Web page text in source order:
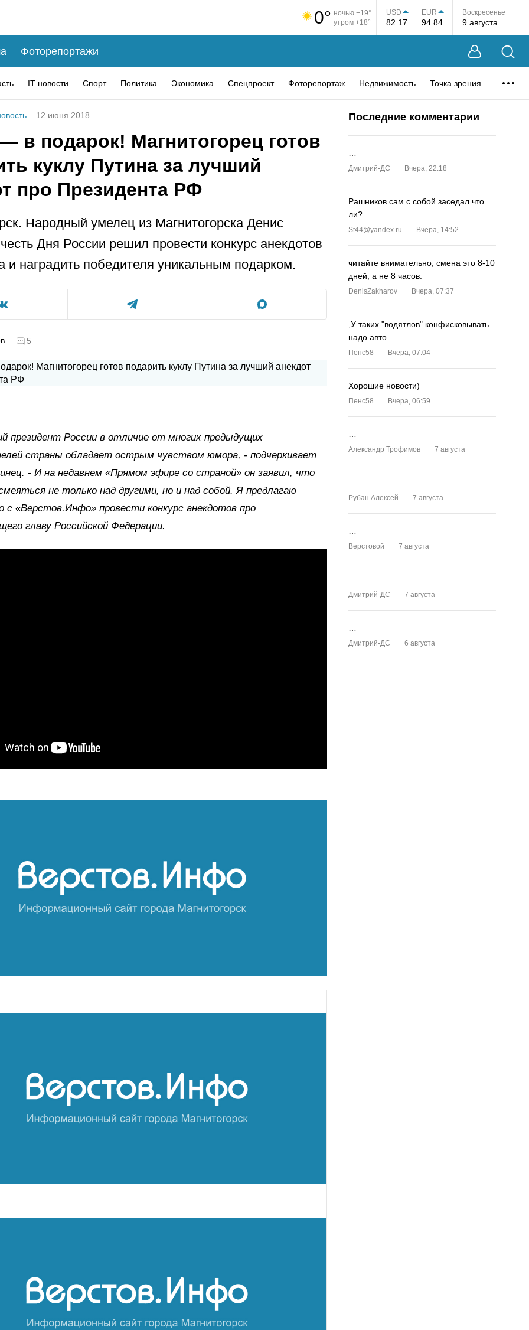
0° ночью +19°
утром +18°
USD
82.17
EUR
94.84
Воскресенье
9 августа
Фоторепортажи
IT новости Спорт Политика Экономика Спецпроект Фоторепортаж Недвижимость Точка зрения
12 июня 2018
в подарок! Магнитогорец готов
куклу Путина за лучший
про Президента РФ
Народный умелец из Магнитогорска Денис
Дня России решил провести конкурс анекдотов
и наградить победителя уникальным подарком.
5
президент России в отличие от многих предыдущих
страны обладает острым чувством юмора, - подчеркивает
- И на недавнем «Прямом эфире со страной» он заявил, что
не только над другими, но и над собой. Я предлагаю
с «Верстов.Инфо» провести конкурс анекдотов про
главу Российской Федерации.
Последние комментарии
Дмитрий-ДС Вчера, 22:18
Рашников сам с собой заседал что
ли?
St44@yandex.ru Вчера, 14:52
читайте внимательно, смена это 8-10
дней, а не 8 часов.
DenisZakharov Вчера, 07:37
,У таких "водятлов" конфисковывать
надо авто
Пенс58 Вчера, 07:04
Хорошие новости)
Пенс58 Вчера, 06:59
Александр Трофимов 7 августа
Рубан Алексей 7 августа
Верстовой 7 августа
Дмитрий-ДС 7 августа
Дмитрий-ДС 6 августа